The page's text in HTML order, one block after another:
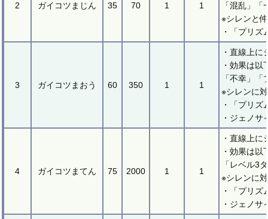
2 ガイコツまじん 35 70 1 1
「混乱」
※シレンと
・「プリ
3 ガイコツまおう 60 350 1 1
・直線上
・効果は
「不幸」
※シレンに
・「プリ
・ジェノサ
4 ガイコツまてん 75 2000 1 1
・直線上
・効果は
「レベル3
※シレンに
・「プリ
・ジェノサ